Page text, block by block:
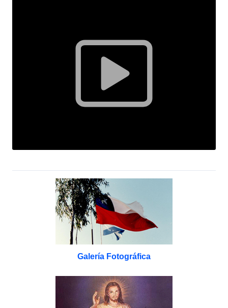
Galería Fotográfica